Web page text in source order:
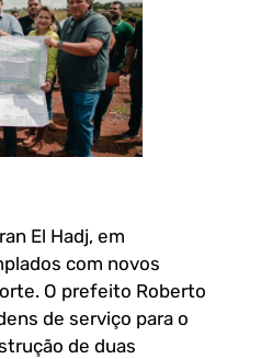
El Hadj, em
com novos
O prefeito Roberto
de serviço para o
de duas